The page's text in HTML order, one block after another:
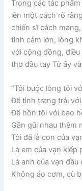
Trong các tác
lên một cách rõ
chiến sĩ cách
tình cảm lớn, lòng
với cộng đồng,
thơ đầu tay Từ ấy
“Tôi buộc lòng tôi
Để tình trang trải
Để hồn tôi với bao
Gần gũi nhau thêm
Tôi đã là con của
Là em của vạn kiếp
Là anh của vạn đầu
Không áo cơm, cù